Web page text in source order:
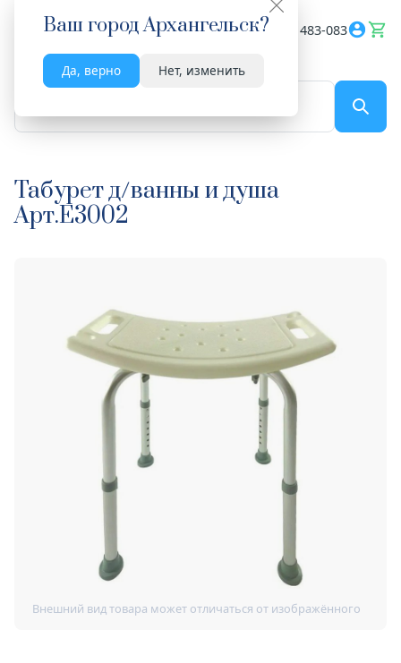
Ваш городАрхангельск?
Да, верно Нет, изменить
Весь сайт 8182 483-083
Табурет д/ванны и душа
Арт.E3002